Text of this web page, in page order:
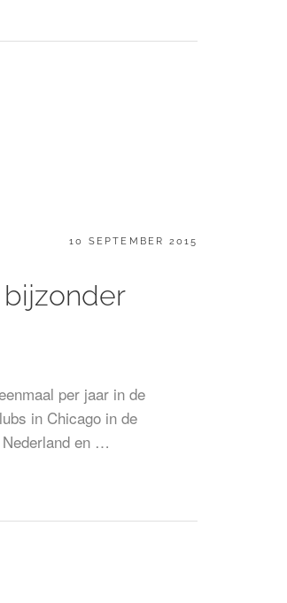
GEPLAATST
10 SEPTEMBER 2015
per jaar in de
in Chicago in de
en …